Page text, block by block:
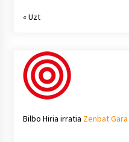
« Uzt
Bilbo Hiria irratia Zenbat Gara